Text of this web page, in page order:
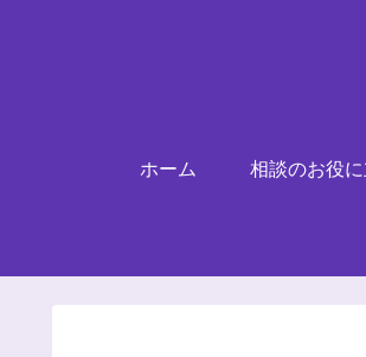
ホーム 相談のお役